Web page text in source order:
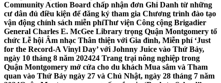
Community Action Board chấp nhận đơn Ghi Danh từ những
cư dân đủ điều kiện để đăng ký tham gia Chương trình đào tạo
vận động chính sách miễn phíThư viện Công cộng Brigadier
General Charles E. McGee Library trọng Quận Montgomery tổ
chức Lễ hội Âm nhạc Thân thiện với Gia đình, Miễn phí ‘Just
for the Record-A Vinyl Day’ với Johnny Juice vào Thứ Bảy,
ngày 10 tháng 8 năm 202424 Trang trại nông nghiệp trong
Quận Montgomery mở cửa cho du khách Mua sắm và Tham
quan vào Thứ Bảy ngày 27 và Chủ Nhật, ngày 28 tháng 7 năm